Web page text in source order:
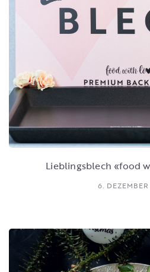
Lieblingsblech «food
6. DEZEMBER